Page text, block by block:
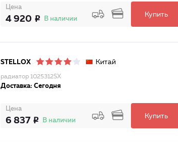
Цена
4 920 В наличии
Купить
STELLOX Китай
радиатор 1025312SX
Доставка: Сегодня
Цена
6 837 В наличии
Купить